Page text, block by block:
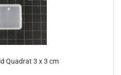
Quadrat 3 x 3 cm